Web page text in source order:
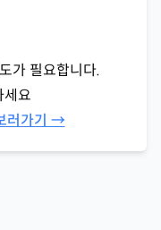
가 필요합니다.
세요
러가기 →